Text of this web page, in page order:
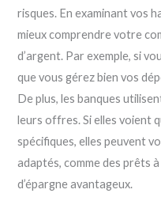
risques. En examinant vos
mieux comprendre votre
d’argent. Par exemple, si
que vous gérez bien vos
De plus, les banques
leurs offres. Si elles voient
spécifiques, elles peuvent
adaptés, comme des prêts
d’épargne avantageux.